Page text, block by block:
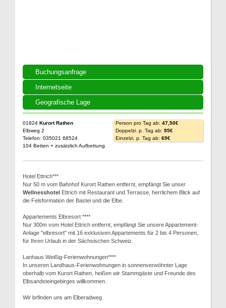
Buchungsanfrage
Internetseite
Geografische Lage
01824 Kurort Rathen
Elbweg 2
Telefon: 035021 68524
104 Betten + zusätzlich Aufbettung
Person pro Tag ab: 47,50€
Doppelzi. p. Tag ab: 95€
Einzelzi. p. Tag ab: 69€
Hotel Ettrich***
Nur 50 m vom Bahnhof Kurort Rathen entfernt, empfängt Sie unser
Wellnesshotel Ettrich mit Restaurant und Terrasse, herrlichem Blick auf
die Felsformation der Bastei und die Elbe.
Appartements Elbresort ****
Nur 300m vom Hotel Ettrich entfernt, empfängt Sie unsere Appartement-
Anlage "elbresort" mit 16 exklusiven Appartements für 2 bis 4 Personen,
für Ihren Urlaub in der Sächsischen Schweiz.
Lanhaus Weißig-Ferienwohnungen****
In unseren Landhaus-Ferienwohnungen in sonnenverwöhnter Lage
oberhalb vom Kurort Rathen, heißen wir Stammgäste und Freunde des
Elbsandsteingebirges willkommen.
Wir brfinden uns am Elberadweg.